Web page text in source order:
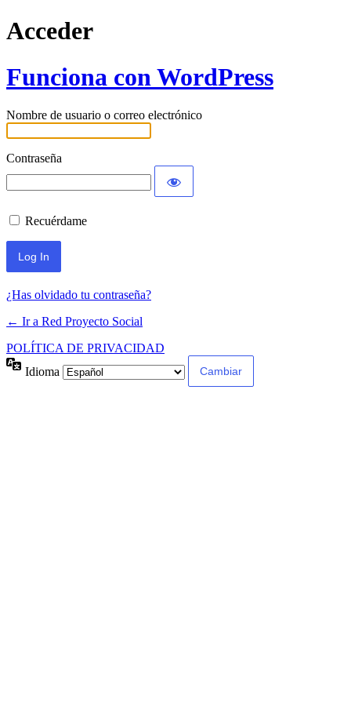
Acceder
Funciona con WordPress
Nombre de usuario o correo electrónico
Contraseña
Recuérdame
¿Has olvidado tu contraseña?
← Ir a Red Proyecto Social
POLÍTICA DE PRIVACIDAD
Idioma